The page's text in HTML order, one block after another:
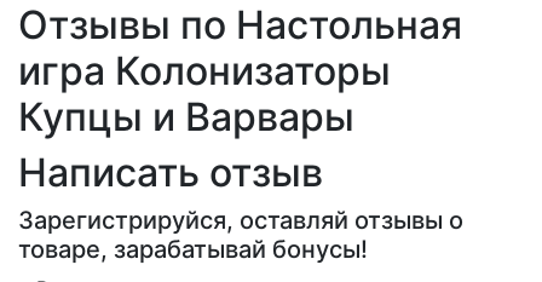
Отзывы по Настольная
игра Колонизаторы
Купцы и Варвары
Написать отзыв
Зарегистрируйся, оставляй отзывы о
товаре, зарабатывай бонусы!